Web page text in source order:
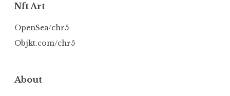
Nft Art
OpenSea/chr5
Objkt.com/chr5
About